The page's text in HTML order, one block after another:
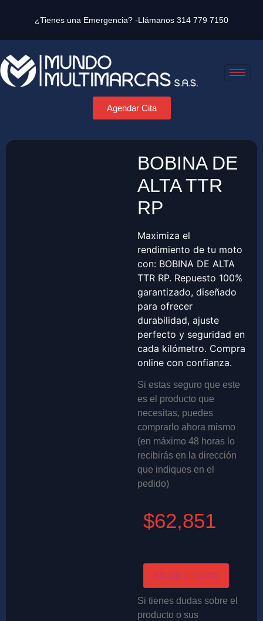
¿Tienes una Emergencia? -Llámanos 314 779 7150
Agendar Cita
BOBINA DE
ALTA TTR
RP
Maximiza el
rendimiento de tu moto
con: BOBINA DE ALTA
TTR RP. Repuesto 100%
garantizado, diseñado
para ofrecer
durabilidad, ajuste
perfecto y seguridad en
cada kilómetro. Compra
online con confianza.
Si estas seguro que este
es el producto que
necesitas, puedes
comprarlo ahora mismo
(en máximo 48 horas lo
recibirás en la dirección
que indiques en el
pedido)
$62,851
Añadir al carrito
Si tienes dudas sobre el
producto o sus